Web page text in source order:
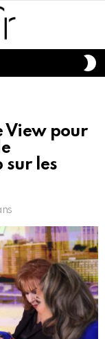
View pour
sur les